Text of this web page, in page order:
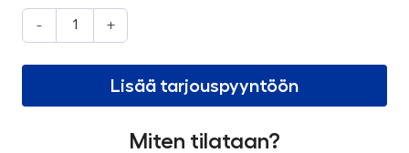
- +
Lisää tarjouspyyntöön
Miten tilataan?